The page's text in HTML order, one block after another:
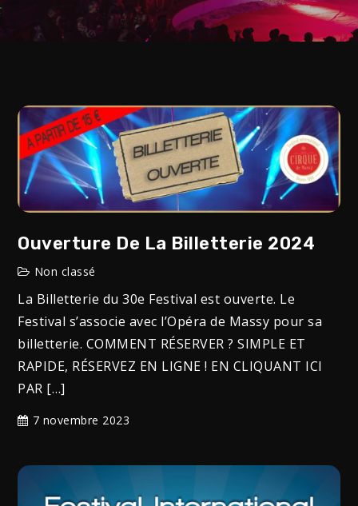
Ouverture De La Billetterie 2024
Non classé
La Billetterie du 30e Festival est ouverte. Le
Festival s’associe avec l’Opéra de Massy pour sa
billetterie. COMMENT RÉSERVER ? SIMPLE ET
RAPIDE, RÉSERVEZ EN LIGNE ! EN CLIQUANT ICI
PAR […]
7 novembre 2023